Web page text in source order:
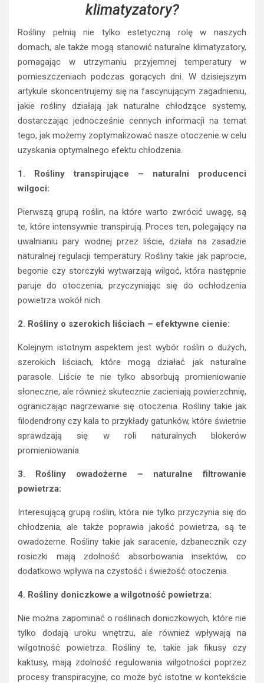
klimatyzatory?
Rośliny pełnią nie tylko estetyczną rolę w naszych
domach, ale także mogą stanowić naturalne klimatyzatory,
pomagając w utrzymaniu przyjemnej temperatury w
pomieszczeniach podczas gorących dni. W dzisiejszym
artykule skoncentrujemy się na fascynującym zagadnieniu,
jakie rośliny działają jak naturalne chłodzące systemy,
dostarczając jednocześnie cennych informacji na temat
tego, jak możemy zoptymalizować nasze otoczenie w celu
uzyskania optymalnego efektu chłodzenia.
1. Rośliny transpirujące – naturalni producenci
wilgoci:
Pierwszą grupą roślin, na które warto zwrócić uwagę, są
te, które intensywnie transpirują. Proces ten, polegający na
uwalnianiu pary wodnej przez liście, działa na zasadzie
naturalnej regulacji temperatury. Rośliny takie jak paprocie,
begonie czy storczyki wytwarzają wilgoć, która następnie
paruje do otoczenia, przyczyniając się do ochłodzenia
powietrza wokół nich.
2. Rośliny o szerokich liściach – efektywne cienie:
Kolejnym istotnym aspektem jest wybór roślin o dużych,
szerokich liściach, które mogą działać jak naturalne
parasole. Liście te nie tylko absorbują promieniowanie
słoneczne, ale również skutecznie zacieniają powierzchnię,
ograniczając nagrzewanie się otoczenia. Rośliny takie jak
filodendrony czy kala to przykłady gatunków, które świetnie
sprawdzają się w roli naturalnych blokerów
promieniowania.
3. Rośliny owadożerne – naturalne filtrowanie
powietrza:
Interesującą grupą roślin, która nie tylko przyczynia się do
chłodzenia, ale także poprawia jakość powietrza, są te
owadożerne. Rośliny takie jak saracenie, dzbanecznik czy
rosiczki mają zdolność absorbowania insektów, co
dodatkowo wpływa na czystość i świeżość otoczenia.
4. Rośliny doniczkowe a wilgotność powietrza:
Nie można zapominać o roślinach doniczkowych, które nie
tylko dodają uroku wnętrzu, ale również wpływają na
wilgotność powietrza. Rośliny te, takie jak fikusy czy
kaktusy, mają zdolność regulowania wilgotności poprzez
procesy transpiracyjne, co może być istotne w kontekście